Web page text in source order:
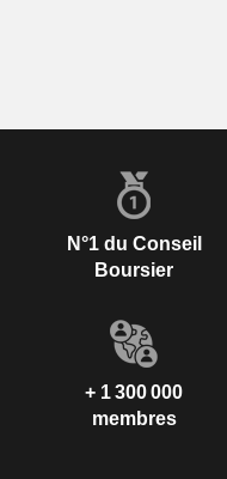
N°1 du Conseil
Boursier
+ 1 300 000
membres